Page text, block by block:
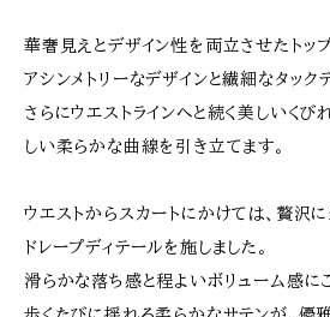
華奢見えとデザイン性を両立させたトッ
アシンメトリーなデザインと繊細なタック
さらにウエストラインへと続く美しいくび
しい柔らかな曲線を引き立てます。
ウエストからスカートにかけては、贅沢
ドレープディテールを施しました。
滑らかな落ち感と程よいボリューム感に